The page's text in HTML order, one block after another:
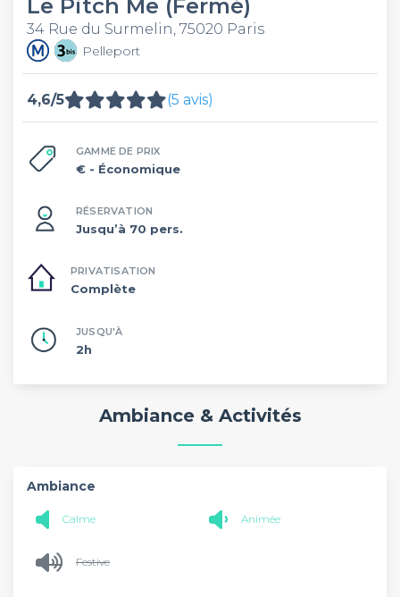
Le Pitch Me (Fermé)
34 Rue du Surmelin, 75020 Paris
Pelleport
4,6/5 (5 avis)
GAMME DE PRIX
€ - Économique
RÉSERVATION
Jusqu’à 70 pers.
PRIVATISATION
Complète
JUSQU'À
2h
Ambiance & Activités
Ambiance
Calme Animée
Festive